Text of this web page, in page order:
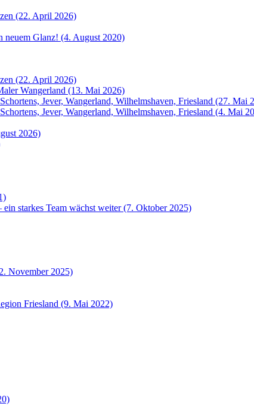
(22. April 2026)
neuem Glanz! (4. August 2020)
(22. April 2026)
Wangerland (13. Mai 2026)
Jever, Wangerland, Wilhelmshaven, Friesland (27. Mai
Jever, Wangerland, Wilhelmshaven, Friesland (4. Mai
2026)
starkes Team wächst weiter (7. Oktober 2025)
November 2025)
Friesland (9. Mai 2022)